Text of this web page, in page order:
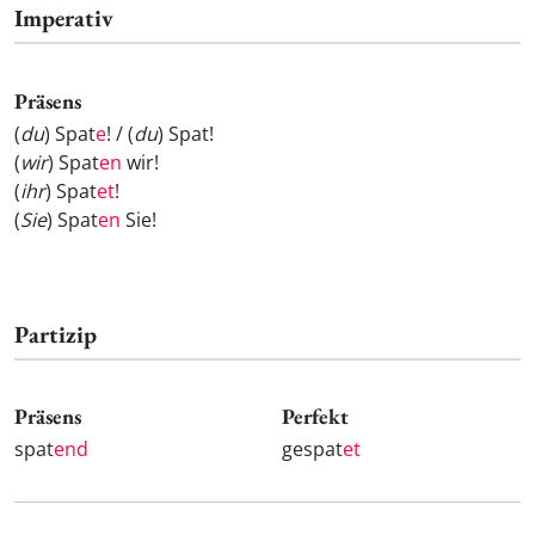
Imperativ
Präsens
(du) Spate! / (du) Spat!
(wir) Spaten wir!
(ihr) Spatet!
(Sie) Spaten Sie!
Partizip
Präsens
spatend
Perfekt
gespatet